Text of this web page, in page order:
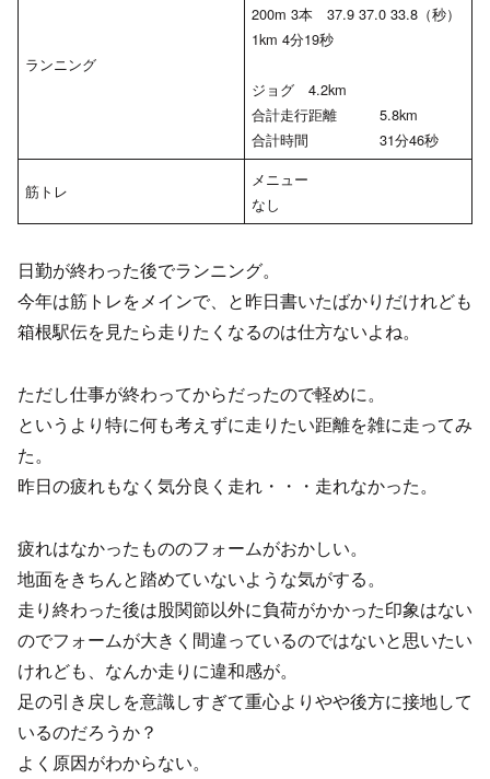
ランニング
200m 3本 37.9 37.0 33.8（秒）
1km 4分19秒
ジョグ 4.2km
合計走行距離 5.8km
合計時間 31分46秒
筋トレ
メニュー
なし
日勤が終わった後でランニング。
今年は筋トレをメインで、と昨日書いたばかりだけれども
箱根駅伝を見たら走りたくなるのは仕方ないよね。
ただし仕事が終わってからだったので軽めに。
というより特に何も考えずに走りたい距離を雑に走ってみ
た。
昨日の疲れもなく気分良く走れ・・・走れなかった。
疲れはなかったもののフォームがおかしい。
地面をきちんと踏めていないような気がする。
走り終わった後は股関節以外に負荷がかかった印象はない
のでフォームが大きく間違っているのではないと思いたい
けれども、なんか走りに違和感が。
足の引き戻しを意識しすぎて重心よりやや後方に接地して
いるのだろうか？
よく原因がわからない。